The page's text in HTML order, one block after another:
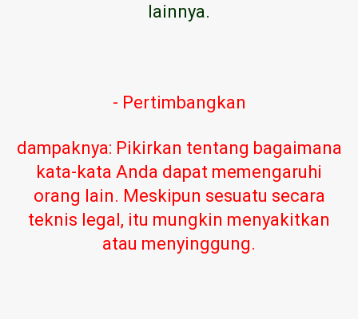
lainnya.
- Pertimbangkan
dampaknya: Pikirkan tentang bagaimana
kata-kata Anda dapat memengaruhi
orang lain. Meskipun sesuatu secara
teknis legal, itu mungkin menyakitkan
atau menyinggung.